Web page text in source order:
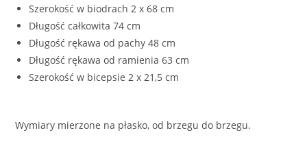
Szerokość w biodrach 2 x 68 cm
Długość całkowita 74 cm
Długość rękawa od pachy 48 cm
Długość rękawa od ramienia 63 cm
Szerokość w bicepsie 2 x 21,5 cm
Wymiary mierzone na płasko, od brzegu do brzegu.